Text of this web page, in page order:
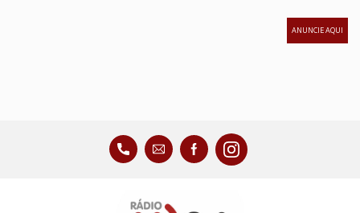
ANUNCIE AQUI